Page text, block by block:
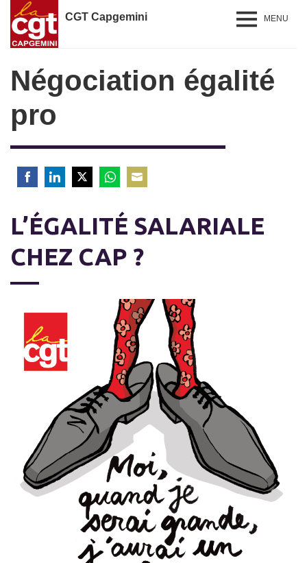
CGT Capgemini MENU
Négociation égalité
pro
FacebookLinkedInTwitterWhatsApp
Email
L’ÉGALITÉ SALARIALE
CHEZ CAP ?